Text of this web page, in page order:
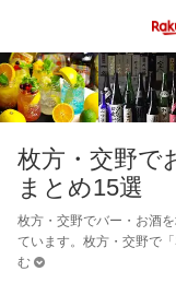
枚方・交野で
まとめ15選
枚方・交野でバー・お酒
ています。枚方・交野で
む